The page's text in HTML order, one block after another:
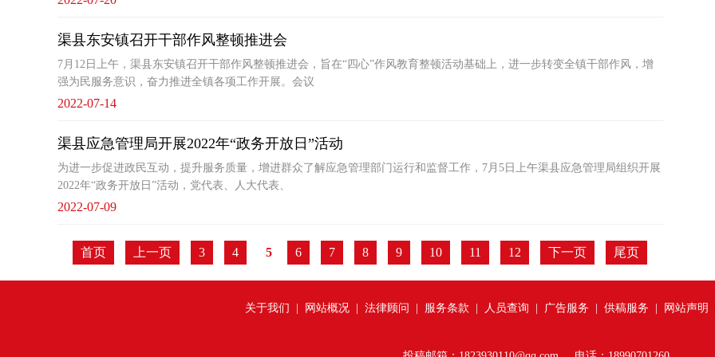
渠县东安镇召开干部作风整顿推进会
7月12日上午，渠县东安镇召开干部作风整顿推进会，旨在“四心”作风教育整顿活动基础上，进一步转变全镇干部作风，增
强为民服务意识，奋力推进全镇各项工作开展。会议
2022-07-14
渠县应急管理局开展2022年“政务开放日”活动
为进一步促进政民互动，提升服务质量，增进群众了解应急管理部门运行和监督工作，7月5日上午渠县应急管理局组织开展
2022年“政务开放日”活动，党代表、人大代表、
2022-07-09
首页 上一页 3 4 5 6 7 8 9 10 11 12 下一页 尾页
关于我们 网站概况| 法律顾问 服务条款 人员查询 广告服务 供稿服务 网站声明